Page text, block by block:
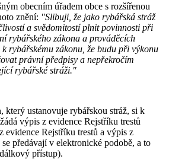
obecním úřadem obce s rozšířenou
znění: "Slibuji, že jako rybářská stráž
a svědomitostí plnit povinnosti při
rybářského zákona a prováděcích
rybářskému zákonu, že budu při výkonu
právní předpisy a nepřekročím
rybářské stráži."
který ustanovuje rybářskou stráž, si k
výpis z evidence Rejstříku trestů
evidence Rejstříku trestů a výpis z
předávají v elektronické podobě, a to
přístup).